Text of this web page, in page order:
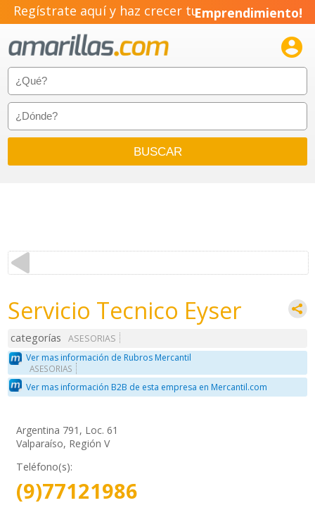
Regístrate aquí y haz crecer tuEmprendimiento!

Servicio Tecnico Eyser
categorías
ASESORIAS
Ver mas información de Rubros Mercantil
ASESORIAS
Ver mas información B2B de esta empresa en Mercantil.com
Argentina 791, Loc. 61
Valparaíso, Región V
Teléfono(s):
(9)77121986